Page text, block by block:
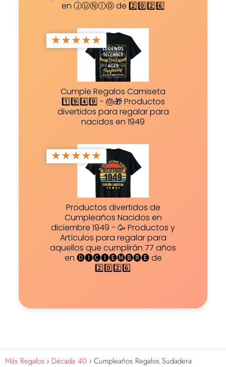
en ⒿⓊⓃⒾⓄ de 2️⃣0️⃣2️⃣6️⃣
★★★★★
Cumple Regalos Camiseta
1️⃣9️⃣4️⃣9️⃣ - 🎂🎁 Productos
divertidos para regalar para
nacidos en 1949
★★★★★
Productos divertidos de
Cumpleaños Nacidos en
diciembre 1949 - 🥳 Productos y
Artículos para regalar para
aquellos que cumplirán 77 años
en 🅓🅘🅒🅘🅔🅜🅑🅡🅔 de
2️⃣0️⃣2️⃣6️⃣
Más Regalos Década 40
Cumpleaños Regalos Sudadera